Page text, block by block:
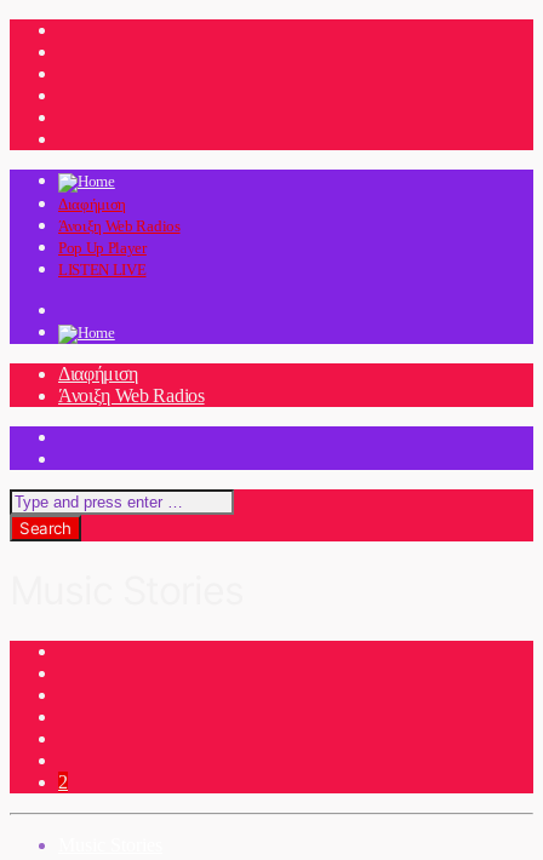
Διαφήμιση
Άνοιξη Web Radios
Pop Up Player
LISTEN LIVE
Διαφήμιση
Άνοιξη Web Radios
2